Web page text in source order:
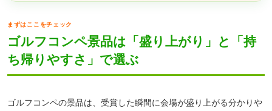
まずはここをチェック
ゴルフコンペ景品は「盛り上がり」と「持
ち帰りやすさ」で選ぶ
ゴルフコンペの景品は、受賞した瞬間に会場が盛り上がる分かりや